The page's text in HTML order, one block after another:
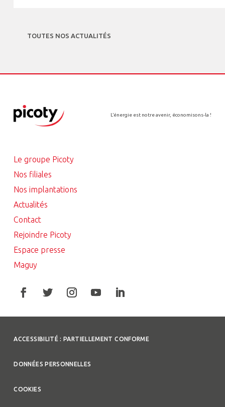
TOUTES NOS ACTUALITÉS
L’énergie est notre avenir, économisons-la !
Le groupe Picoty
Nos filiales
Nos implantations
Actualités
Contact
Rejoindre Picoty
Espace presse
Maguy
ACCESSIBILITÉ : PARTIELLEMENT CONFORME
DONNÉES PERSONNELLES
COOKIES